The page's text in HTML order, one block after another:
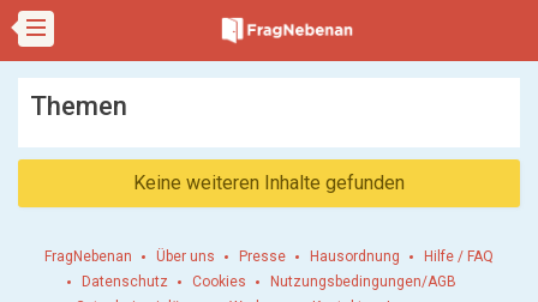
Themen
Keine weiteren Inhalte gefunden
FragNebenan Über uns Presse Hausordnung
Hilfe / FAQ
Datenschutz
Cookies
Nutzungsbedingungen/AGB